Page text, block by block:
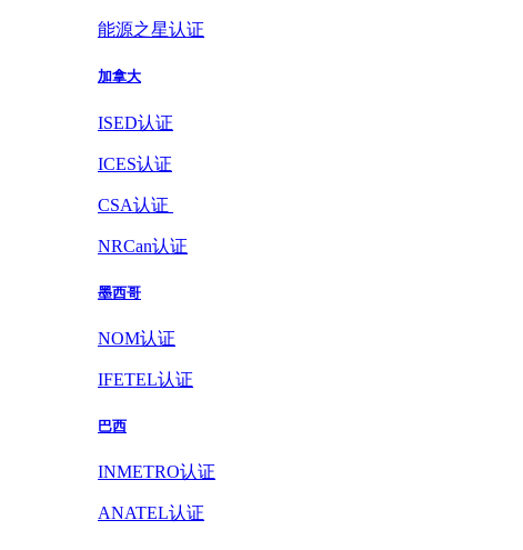
能源之星认证
加拿大
ISED认证
ICES认证
CSA认证
NRCan认证
墨西哥
NOM认证
IFETEL认证
巴西
INMETRO认证
ANATEL认证